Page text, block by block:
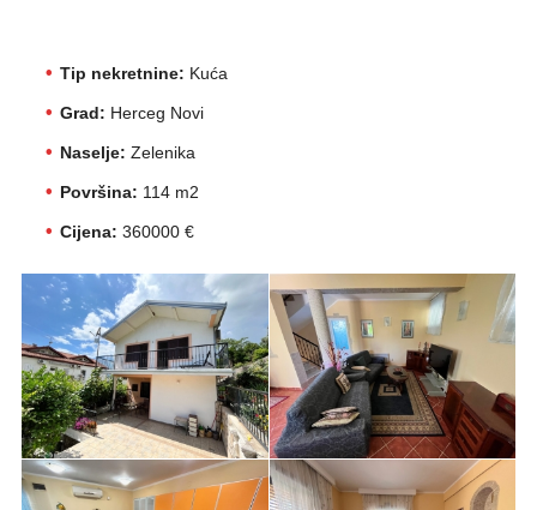
Tip nekretnine: Kuća
Grad: Herceg Novi
Naselje: Zelenika
Površina: 114 m2
Cijena: 360000 €